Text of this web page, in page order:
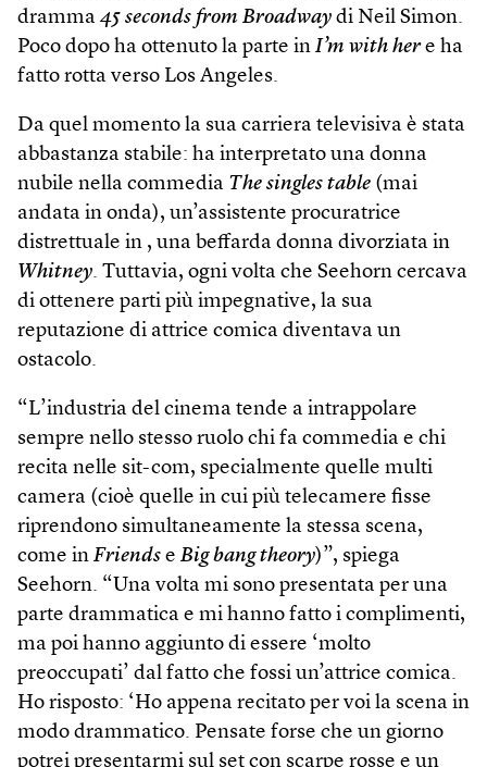
dramma 45 seconds from Broadway di Neil Simon.
Poco dopo ha ottenuto la parte in I’m with here ha
fatto rotta verso Los Angeles.
Da quel momento la sua carriera televisiva è stata
abbastanza stabile: ha interpretato una donna
nubile nella commedia The singles table (mai
andata in onda), un’assistente procuratrice
distrettuale in , una beffarda donna divorziata in
Whitney. Tuttavia, ogni volta che Seehorn cercava
di ottenere parti più impegnative, la sua
reputazione di attrice comica diventava un
ostacolo.
“L’industria del cinema tende a intrappolare
sempre nello stesso ruolo chi fa commedia e chi
recita nelle sit-com, specialmente quelle multi
camera (cioè quelle in cui più telecamere fisse
riprendono simultaneamente la stessa scena,
come in Friends e Big bang theory)”, spiega
Seehorn. “Una volta mi sono presentata per una
parte drammatica e mi hanno fatto i complimenti,
ma poi hanno aggiunto di essere ‘molto
preoccupati’ dal fatto che fossi un’attrice comica.
Ho risposto: ‘Ho appena recitato per voi la scena in
modo drammatico. Pensate forse che un giorno
potrei presentarmi sul set con scarpe rosse e un